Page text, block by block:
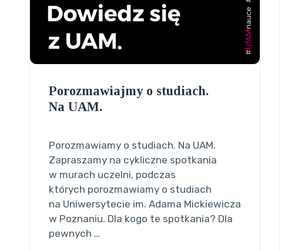
Porozmawiajmy o studiach.
Na UAM.
Porozmawiamy o studiach. Na UAM.
Zapraszamy na cykliczne spotkania
w murach uczelni, podczas
których porozmawiamy o studiach
na Uniwersytecie im. Adama Mickiewicza
w Poznaniu. Dla kogo te spotkania? Dla
pewnych …